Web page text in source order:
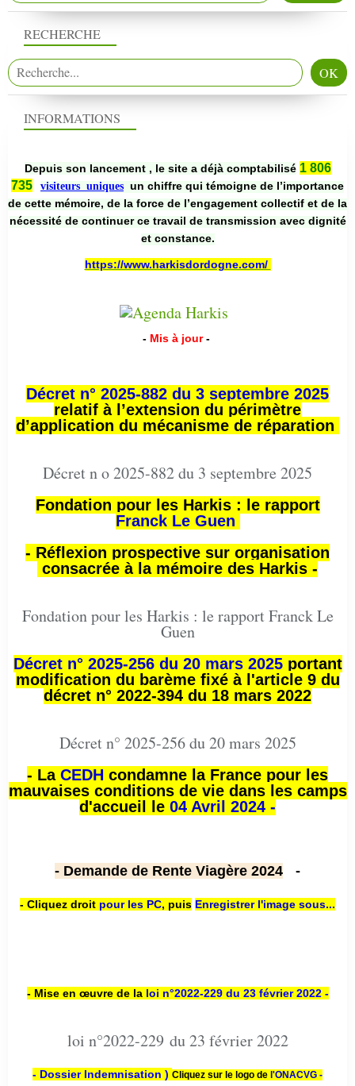
RECHERCHE
INFORMATIONS
Depuis son lancement , le site a déjà comptabilisé 1 806
735
visiteurs uniques un chiffre qui témoigne de l’importance
de cette mémoire, de la force de l’engagement collectif et de la
nécessité de continuer ce travail de transmission avec dignité
et constance.
https://www.harkisdordogne.com/
- Mis à jour -
Décret n° 2025-882 du 3 septembre 2025
relatif à l’extension du périmètre
d’application du mécanisme de réparation
Décret n o 2025-882 du 3 septembre 2025
Fondation pour les Harkis : le rapport
Franck Le Guen
- Réflexion prospective sur organisation
consacrée à la mémoire des Harkis -
Fondation pour les Harkis : le rapport Franck Le
Guen
Décret n° 2025-256 du 20 mars 2025portant
modification du barème fixé à l'article 9 du
décret n° 2022-394 du 18 mars 2022
Décret n° 2025-256 du 20 mars 2025
- La CEDH condamne la France pour les
mauvaises conditions de vie dans les camps
d'accueil le 04 Avril 2024 -
- Demande de Rente Viagère 2024 -
- Cliquez droit pour les PC, puis Enregistrer l'image sous...
- Mise en œuvre de la loi n°2022-229 du 23 février 2022 -
loi n°2022-229 du 23 février 2022
- Dossier Indemnisation ) Cliquez sur le logo de l'ONACVG -